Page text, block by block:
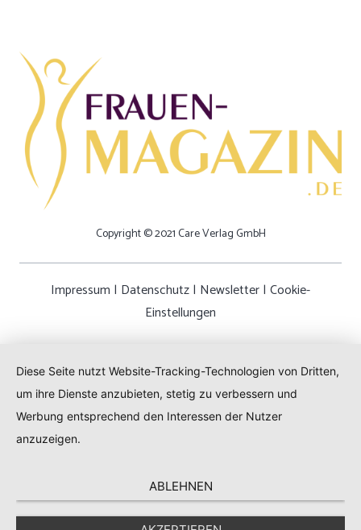
Copyright © 2021 Care Verlag GmbH
Impressum | Datenschutz| Newsletter| Cookie-
Einstellungen
Diese Seite nutzt Website-Tracking-Technologien von Dritten,
um ihre Dienste anzubieten, stetig zu verbessern und
Werbung entsprechend den Interessen der Nutzer
anzuzeigen.
ABLEHNEN